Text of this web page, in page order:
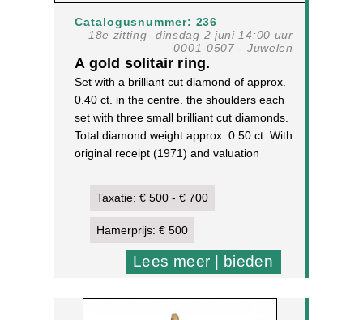
Catalogusnummer: 236
18e zitting- dinsdag 2 juni 14:00 uur
0001-0507 - Juwelen
A gold solitair ring.
Set with a brilliant cut diamond of approx.
0.40 ct. in the centre. the shoulders each
set with three small brilliant cut diamonds.
Total diamond weight approx. 0.50 ct. With
original receipt (1971) and valuation
Taxatie: € 500 - € 700
Hamerprijs: € 500
Lees meer | bieden